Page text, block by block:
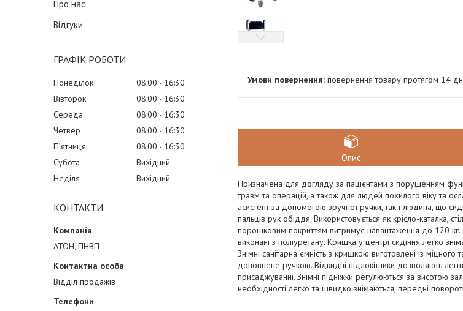
Про нас
Відгуки
ГРАФІК РОБОТИ
Понеділок 08:00
16:30
Вівторок
08:00
16:30
Середа
08:00
16:30
Четвер
08:00
16:30
Пʼятниця
08:00
16:30
Субота
Вихідний
Неділя
Вихідний
КОНТАКТИ
АТОН, ПНВП
Відділ продажів
повернення товару протягом 14
Опис
Призначена для догляду за пацієнтами з порушенням
травм та операцій, а також для людей похилого віку та
асистент за допомогою зручної ручки, так і людина, що
пальців рук обіддя. Використовується як крісло-каталка,
порошковим покриттям витримує навантаження до 120 кг.
виконані з поліуретану. Кришка у центрі сидіння легко
Знімні санітарна ємність з кришкою виготовлені із
доповнене ручкою. Відкидні підлокітники дозволяють
присаджуванні. Знімні підніжки регулюються за висотою
необхідності легко та швидко знімаються, передні